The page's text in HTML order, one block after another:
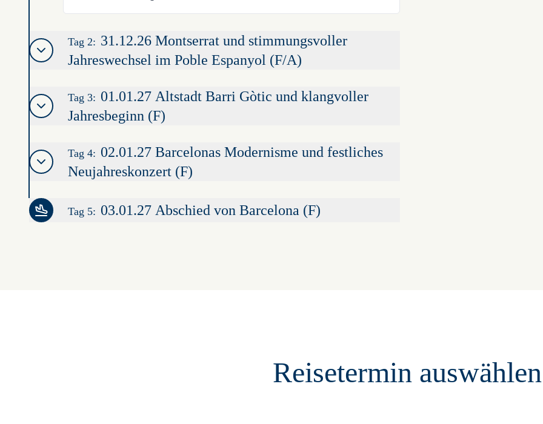
Tag 2: 31.12.26 Montserrat und stimmungsvoller
Jahreswechsel im Poble Espanyol (F/A)
Tag 3: 01.01.27 Altstadt Barri Gòtic und klangvoller
Jahresbeginn (F)
Tag 4: 02.01.27 Barcelonas Modernisme und festliches
Neujahreskonzert (F)
Tag 5: 03.01.27 Abschied von Barcelona (F)
Reisetermin auswählen